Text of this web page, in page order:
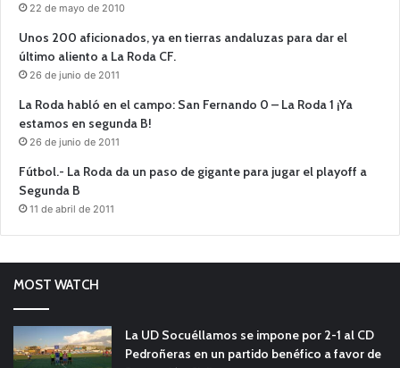
22 de mayo de 2010
Unos 200 aficionados, ya en tierras andaluzas para dar el
último aliento a La Roda CF.
26 de junio de 2011
La Roda habló en el campo: San Fernando 0 – La Roda 1 ¡Ya
estamos en segunda B!
26 de junio de 2011
Fútbol.- La Roda da un paso de gigante para jugar el playoff a
Segunda B
11 de abril de 2011
MOST WATCH
La UD Socuéllamos se impone por 2-1 al CD
Pedroñeras en un partido benéfico a favor de